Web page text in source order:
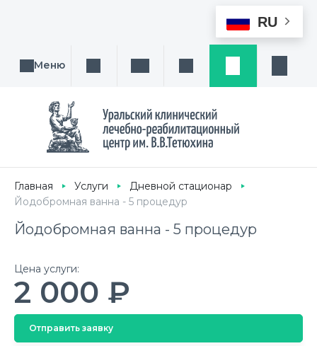
RU
Меню Поиск услуги, направления или врача
Написать намЗаказ звонка
Главная Услуги
Дневной стационар
Йодобромная ванна - 5 процедур
Йодобромная ванна - 5 процедур
Цена услуги:
2 000 ₽
Отправить заявку